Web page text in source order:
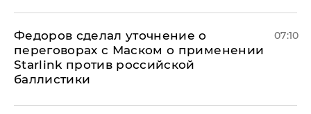
Федоров сделал уточнение о
переговорах с Маском о применении
Starlink против российской
баллистики
07:10